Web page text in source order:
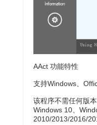
AAct 功能特性
支持Windows、
该程序不需任何版
Windows 10、
2010/2013/2016/